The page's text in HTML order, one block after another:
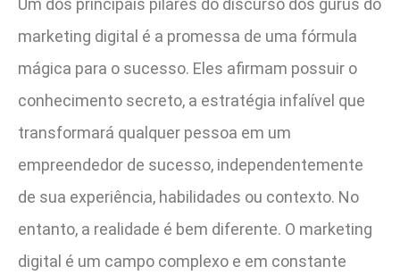
Um dos principais pilares do discurso dos gurus do
marketing digital é a promessa de uma fórmula
mágica para o sucesso. Eles afirmam possuir o
conhecimento secreto, a estratégia infalível que
transformará qualquer pessoa em um
empreendedor de sucesso, independentemente
de sua experiência, habilidades ou contexto. No
entanto, a realidade é bem diferente. O marketing
digital é um campo complexo e em constante